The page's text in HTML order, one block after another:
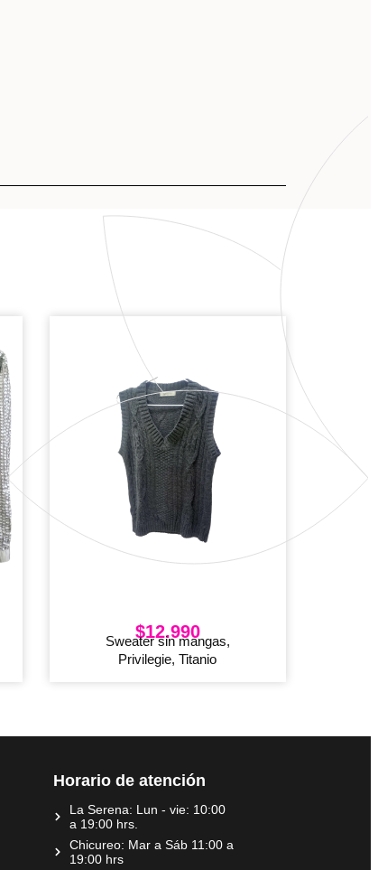
$12.990
Sweater sin mangas,
Privilegie, Titanio
Horario de atención
La Serena: Lun - vie: 10:00
a 19:00 hrs.
Chicureo: Mar a Sáb 11:00 a
19:00 hrs